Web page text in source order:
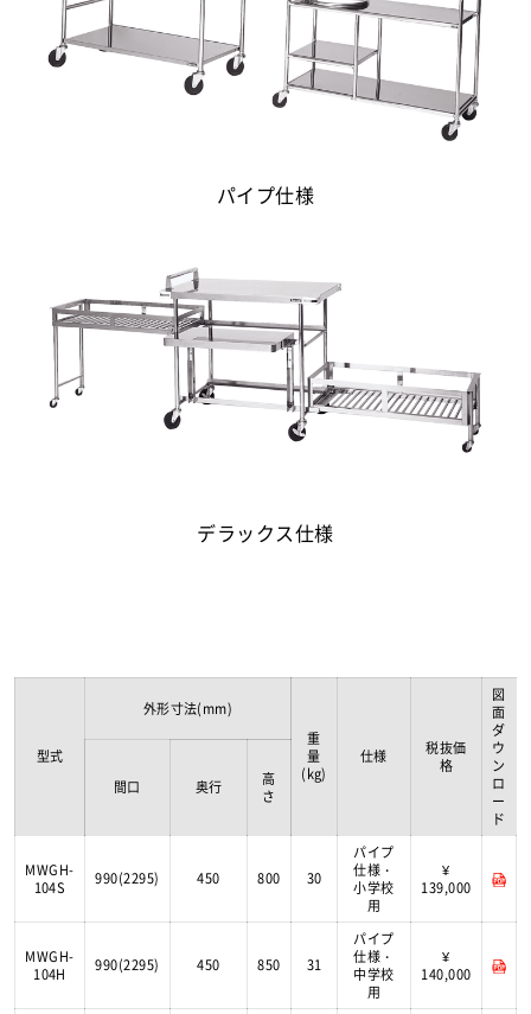
パイプ仕様
デラックス仕様
型式
外形寸法(mm)
重
量
(kg)
仕様
税抜価
格
図
面
ダ
ウ
ン
ロ
ー
ド
間口 奥行
高
さ
MWGH-
104S
990(2295) 450 800 30
パイプ
仕様・
小学校
用
¥
139,000
MWGH-
104H
990(2295) 450 850 31
パイプ
仕様・
中学校
用
¥
140,000